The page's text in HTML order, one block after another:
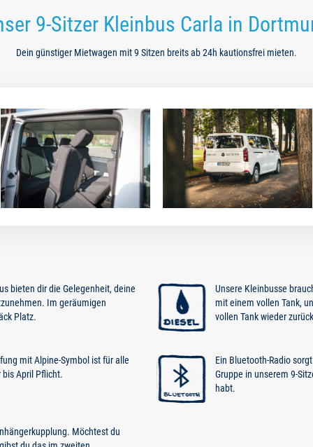
9-Sitzer Kleinbus Carla in
Dein günstiger Mietwagen mit 9 Sitzen breits ab 24h kautionsfrei mieten.
bieten dir die Gelegenheit, deine
Im geräumigen
Platz.
Unsere Kleinbusse
mit einem vollen Tank,
vollen Tank wieder
mit Alpine-Symbol ist für alle
bis April Pflicht.
Ein Bluetooth-Radio
Gruppe in unserem 9-
habt.
Möchtest du